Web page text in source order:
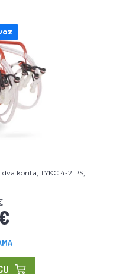
korita, TYKC 4-2 PS,